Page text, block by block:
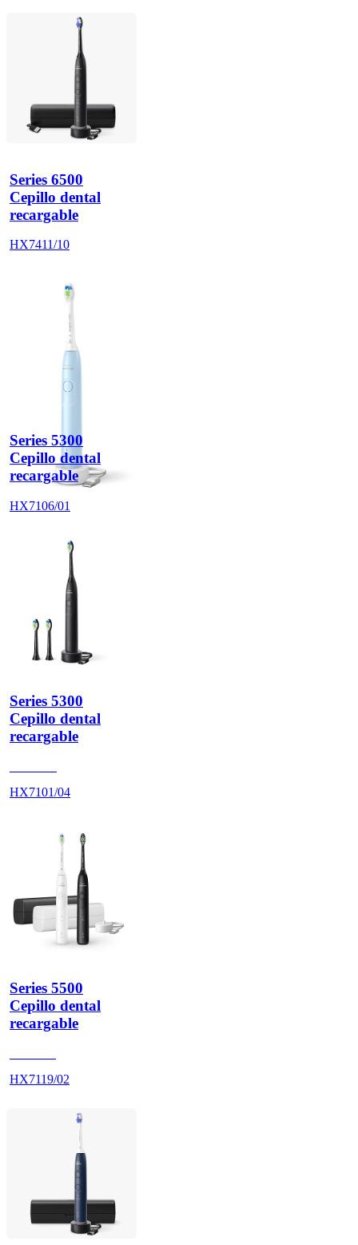
Series 6500
Cepillo dental
recargable
HX7411/10
Series 5300
Cepillo dental
recargable
HX7106/01
Series 5300
Cepillo dental
recargable
HX7101/04
Series 5500
Cepillo dental
recargable
HX7119/02